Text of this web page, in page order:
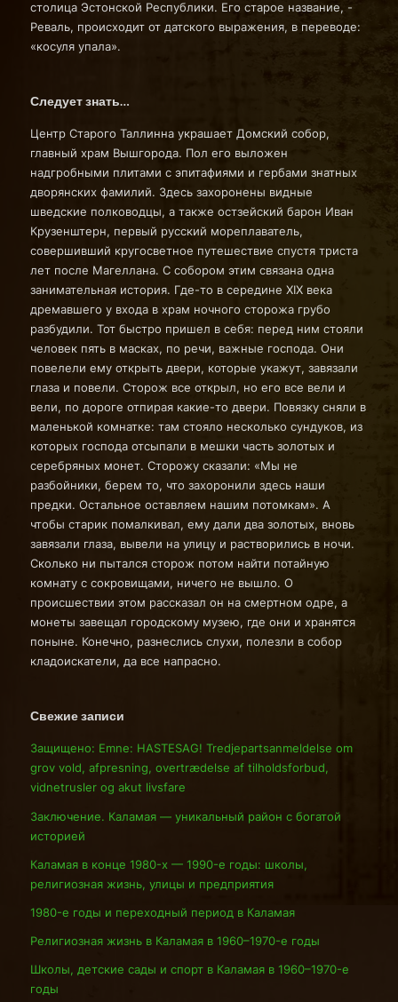
столица Эстонской Республики. Его старое название, -
Реваль, происходит от датского выражения, в переводе:
«косуля упала».
Следует знать…
Центр Старого Таллинна украшает Домский собор,
главный храм Вышгорода. Пол его выложен
надгробными плитами с эпитафиями и гербами знатных
дворянских фамилий. Здесь захоронены видные
шведские полководцы, а также остзейский барон Иван
Крузенштерн, первый русский мореплаватель,
совершивший кругосветное путешествие спустя триста
лет после Магеллана. С собором этим связана одна
занимательная история. Где-то в середине ХIХ века
дремавшего у входа в храм ночного сторожа грубо
разбудили. Тот быстро пришел в себя: перед ним стояли
человек пять в масках, по речи, важные господа. Они
повелели ему открыть двери, которые укажут, завязали
глаза и повели. Сторож все открыл, но его все вели и
вели, по дороге отпирая какие-то двери. Повязку сняли в
маленькой комнатке: там стояло несколько сундуков, из
которых господа отсыпали в мешки часть золотых и
серебряных монет. Сторожу сказали: «Мы не
разбойники, берем то, что захоронили здесь наши
предки. Остальное оставляем нашим потомкам». А
чтобы старик помалкивал, ему дали два золотых, вновь
завязали глаза, вывели на улицу и растворились в ночи.
Сколько ни пытался сторож потом найти потайную
комнату с сокровищами, ничего не вышло. О
происшествии этом рассказал он на смертном одре, а
монеты завещал городскому музею, где они и хранятся
поныне. Конечно, разнеслись слухи, полезли в собор
кладоискатели, да все напрасно.
Свежие записи
Защищено: Emne: HASTESAG! Tredjepartsanmeldelse om
grov vold, afpresning, overtrædelse af tilholdsforbud,
vidnetrusler og akut livsfare
Заключение. Каламая — уникальный район с богатой
историей
Каламая в конце 1980-х — 1990-е годы: школы,
религиозная жизнь, улицы и предприятия
1980-е годы и переходный период в Каламая
Религиозная жизнь в Каламая в 1960–1970-е годы
Школы, детские сады и спорт в Каламая в 1960–1970-е
годы